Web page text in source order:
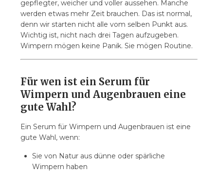
gepflegter, weicher und voller aussehen. Manche
werden etwas mehr Zeit brauchen. Das ist normal,
denn wir starten nicht alle vom selben Punkt aus.
Wichtig ist, nicht nach drei Tagen aufzugeben.
Wimpern mögen keine Panik. Sie mögen Routine.
Für wen ist ein Serum für
Wimpern und Augenbrauen eine
gute Wahl?
Ein Serum für Wimpern und Augenbrauen ist eine
gute Wahl, wenn:
Sie von Natur aus dünne oder spärliche
Wimpern haben